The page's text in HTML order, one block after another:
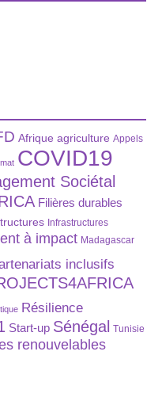
Afrique agriculture Appels
COVID19
Sociétal
Filières durables
Infrastructures
à impact Madagascar
inclusifs
Résilience
Start-up Sénégal Tunisie
renouvelables